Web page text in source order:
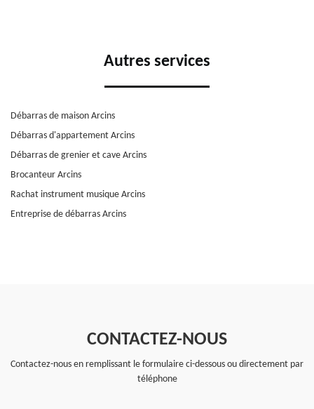
Autres services
Débarras de maison Arcins
Débarras d'appartement Arcins
Débarras de grenier et cave Arcins
Brocanteur Arcins
Rachat instrument musique Arcins
Entreprise de débarras Arcins
CONTACTEZ-NOUS
Contactez-nous en remplissant le formulaire ci-dessous ou directement par
téléphone